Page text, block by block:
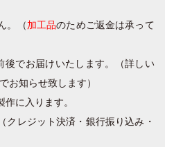
。（加工品のためご返金は承って
後でお届けいたします。（詳しい
お知らせ致します）
に入ります。
クレジット決済・銀行振り込み・